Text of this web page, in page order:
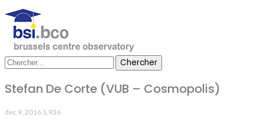
Stefan De Corte (VUB – Cosmopolis)
dec 9, 2016 1.936